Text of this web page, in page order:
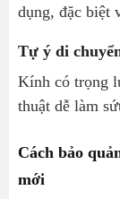
dụng, đặc biệt
Tự ý di
Kính có trọng
thuật dễ làm
Cách bảo quản kính mặt bàn ăn cường lực luôn như
mới